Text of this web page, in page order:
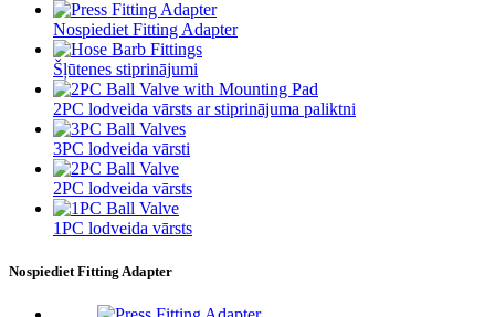
Nospiediet Fitting Adapter
Šļūtenes stiprinājumi
2PC lodveida vārsts ar stiprinājuma paliktni
3PC lodveida vārsti
2PC lodveida vārsts
1PC lodveida vārsts
Nospiediet Fitting Adapter